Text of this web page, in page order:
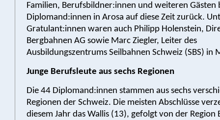
Familien, Berufsbildner:innen und weiteren Gästen
Diplomand:innen in Arosa auf diese Zeit zurück.
Gratulant:innen waren auch Philipp Holenstein,
Bergbahnen AG sowie Marc Ziegler, Leiter des
Ausbildungszentrums Seilbahnen Schweiz (SBS) in
Junge Berufsleute aus sechs Regionen
Die 44 Diplomand:innen stammen aus sechs
Regionen der Schweiz. Die meisten Abschlüsse
diesem Jahr das Wallis (13), gefolgt von der Region